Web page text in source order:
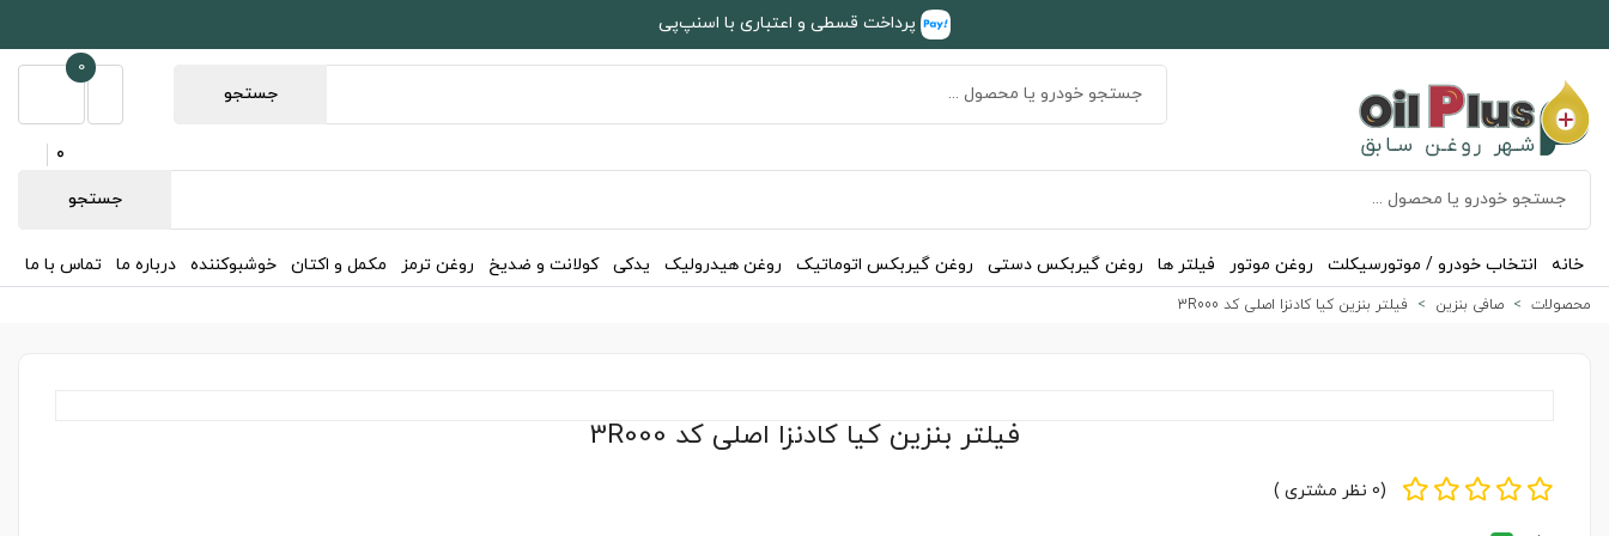
پرداخت قسطی و اعتباری با اسنپ‌پی
جستجو
0
0
جستجو
خانه انتخاب خودرو / موتورسیکلت روغن موتور فیلتر ها روغن گیربکس دستی روغن گیربکس اتوماتیک روغن هیدرولیک یدکی کولانت و ضدیخ روغن ترمز مکمل و اکتان خوشبوکننده درباره ما تماس با ما
محصولات صافی بنزین فیلتر بنزین کیا کادنزا اصلی کد 3R000